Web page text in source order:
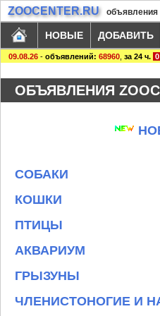
ZOOCENTER.RU
НОВЫЕ ДОБАВИТЬ
09.08.26 - объявлений: 68960 за 24 ч. 0
ОБЪЯВЛЕНИЯ
СОБАКИ
КОШКИ
ПТИЦЫ
АКВАРИУМ
ГРЫЗУНЫ
ЧЛЕНИСТОНОГИЕ И